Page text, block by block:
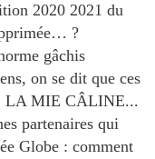
2020 2021 du
?
gâchis
on se dit que ces
LA MIE CÂLINE...
partenaires qui
Globe : comment